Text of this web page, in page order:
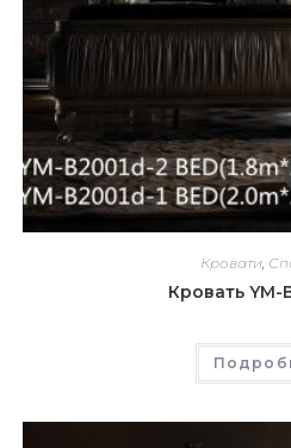
Кровати
Кровать YM-